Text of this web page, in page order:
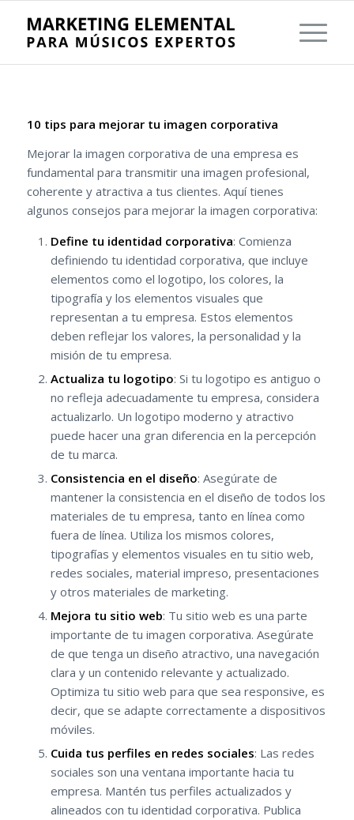
10 tips para mejorar tu imagen corporativa
Mejorar la imagen corporativa de una empresa es
fundamental para transmitir una imagen profesional,
coherente y atractiva a tus clientes. Aquí tienes
algunos consejos para mejorar la imagen corporativa:
Define tu identidad corporativa: Comienza
definiendo tu identidad corporativa, que incluye
elementos como el logotipo, los colores, la
tipografía y los elementos visuales que
representan a tu empresa. Estos elementos
deben reflejar los valores, la personalidad y la
misión de tu empresa.
Actualiza tu logotipo: Si tu logotipo es antiguo o
no refleja adecuadamente tu empresa, considera
actualizarlo. Un logotipo moderno y atractivo
puede hacer una gran diferencia en la percepción
de tu marca.
Consistencia en el diseño: Asegúrate de
mantener la consistencia en el diseño de todos los
materiales de tu empresa, tanto en línea como
fuera de línea. Utiliza los mismos colores,
tipografías y elementos visuales en tu sitio web,
redes sociales, material impreso, presentaciones
y otros materiales de marketing.
Mejora tu sitio web: Tu sitio web es una parte
importante de tu imagen corporativa. Asegúrate
de que tenga un diseño atractivo, una navegación
clara y un contenido relevante y actualizado.
Optimiza tu sitio web para que sea responsive, es
decir, que se adapte correctamente a dispositivos
móviles.
Cuida tus perfiles en redes sociales: Las redes
sociales son una ventana importante hacia tu
empresa. Mantén tus perfiles actualizados y
alineados con tu identidad corporativa. Publica